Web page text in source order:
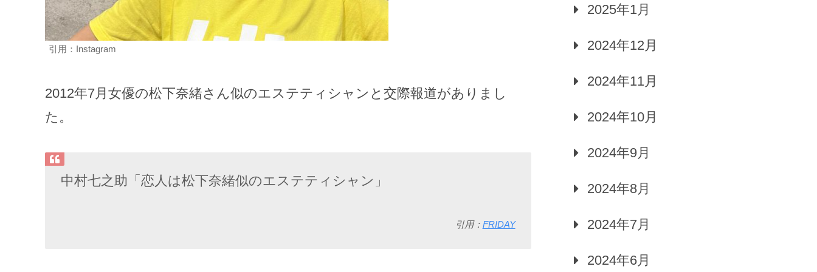
引用：Instagram
2012年7月女優の松下奈緒さん似のエステティシャンと交際報道がありまし
た。
中村七之助「恋人は松下奈緒似のエステティシャン」
引用： FRIDAY
2025年1月
2024年12月
2024年11月
2024年10月
2024年9月
2024年8月
2024年7月
2024年6月